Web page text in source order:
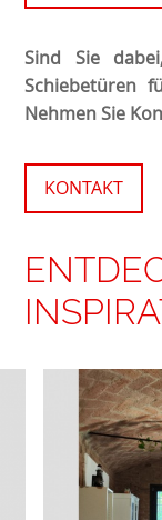
Sind Sie
Schiebetüren
Nehmen Sie
KONTAKT